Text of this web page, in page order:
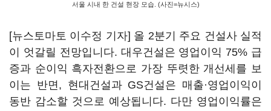
서울 시내 한 건설 현장 모습. (사진=뉴시스)
[뉴스토마토 이수정 기자] 올 2분기 주요 건설사 실적
이 엇갈릴 전망입니다. 대우건설은 영업이익 75% 급
증과 순이익 흑자전환으로 가장 뚜렷한 개선세를 보
이는 반면, 현대건설과 GS건설은 매출·영업이익이
동반 감소할 것으로 예상됩니다. 다만 영업이익률은